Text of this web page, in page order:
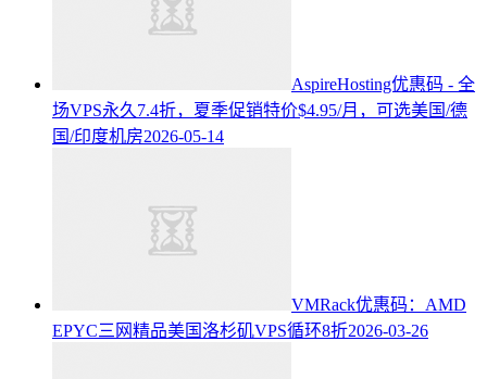
AspireHosting优惠码 - 全
场VPS永久7.4折，夏季促销特价$4.95/月，可选美国/德
国/印度机房2026-05-14
VMRack优惠码：AMD
EPYC三网精品美国洛杉矶VPS循环8折2026-03-26